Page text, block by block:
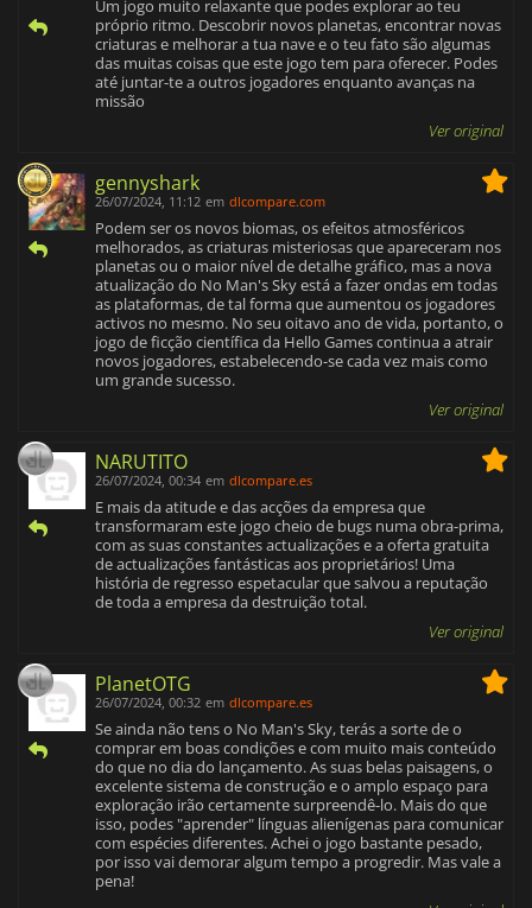
Um jogo muito relaxante que podes explorar ao teu
próprio ritmo. Descobrir novos planetas, encontrar novas
criaturas e melhorar a tua nave e o teu fato são algumas
das muitas coisas que este jogo tem para oferecer. Podes
até juntar-te a outros jogadores enquanto avanças na
missão
Ver original
gennyshark
26/07/2024, 11:12 em dlcompare.com
Podem ser os novos biomas, os efeitos atmosféricos
melhorados, as criaturas misteriosas que apareceram nos
planetas ou o maior nível de detalhe gráfico, mas a nova
atualização do No Man's Sky está a fazer ondas em todas
as plataformas, de tal forma que aumentou os jogadores
activos no mesmo. No seu oitavo ano de vida, portanto, o
jogo de ficção científica da Hello Games continua a atrair
novos jogadores, estabelecendo-se cada vez mais como
um grande sucesso.
Ver original
NARUTITO
26/07/2024, 00:34 em dlcompare.es
E mais da atitude e das acções da empresa que
transformaram este jogo cheio de bugs numa obra-prima,
com as suas constantes actualizações e a oferta gratuita
de actualizações fantásticas aos proprietários! Uma
história de regresso espetacular que salvou a reputação
de toda a empresa da destruição total.
Ver original
PlanetOTG
26/07/2024, 00:32 em dlcompare.es
Se ainda não tens o No Man's Sky, terás a sorte de o
comprar em boas condições e com muito mais conteúdo
do que no dia do lançamento. As suas belas paisagens, o
excelente sistema de construção e o amplo espaço para
exploração irão certamente surpreendê-lo. Mais do que
isso, podes "aprender" línguas alienígenas para comunicar
com espécies diferentes. Achei o jogo bastante pesado,
por isso vai demorar algum tempo a progredir. Mas vale a
pena!